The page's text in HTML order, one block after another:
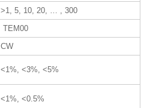
>1, 5, 10, 20, … , 300
TEM00
CW
<1%, <3%, <5%
<1%, <0.5%